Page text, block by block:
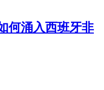
何涌入西班牙非